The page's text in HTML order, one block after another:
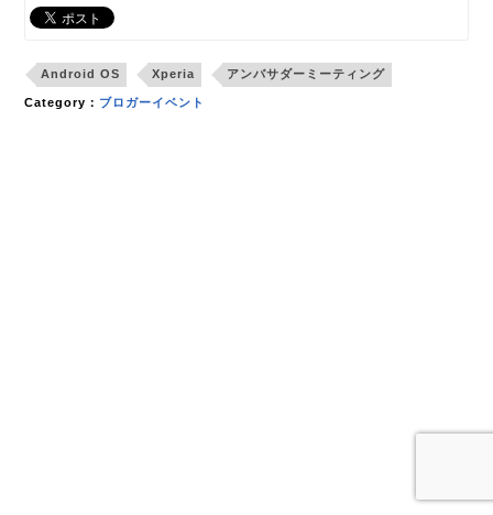
Android OS Xperia アンバサダーミーティング
Category： ブロガーイベント